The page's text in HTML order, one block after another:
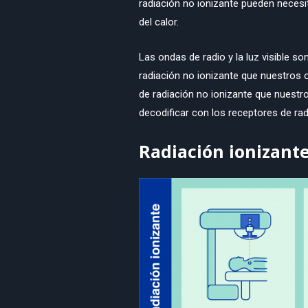
radiación no ionizante pueden
del calor.
Las ondas de radio y la luz visible
radiación no ionizante que nuestros
de radiación no ionizante que
decodificar con los receptores de
Radiación